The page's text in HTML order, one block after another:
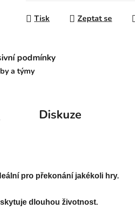
Tisk Zeptat se
podmínky
a týmy
Diskuze
pro překonání jakékoli hry.
dlouhou životnost.